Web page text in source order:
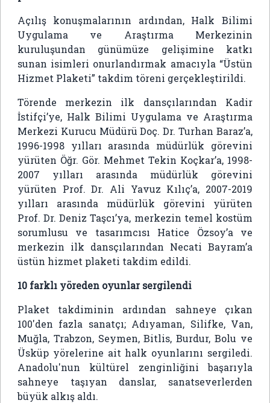
Açılış konuşmalarının ardından, Halk Bilimi
Uygulama ve Araştırma Merkezinin
kuruluşundan günümüze gelişimine katkı
sunan isimleri onurlandırmak amacıyla “Üstün
Hizmet Plaketi” takdim töreni gerçekleştirildi.
Törende merkezin ilk dansçılarından Kadir
İstifçi’ye, Halk Bilimi Uygulama ve Araştırma
Merkezi Kurucu Müdürü Doç. Dr. Turhan Baraz’a,
1996-1998 yılları arasında müdürlük görevini
yürüten Öğr. Gör. Mehmet Tekin Koçkar’a, 1998-
2007 yılları arasında müdürlük görevini
yürüten Prof. Dr. Ali Yavuz Kılıç’a, 2007-2019
yılları arasında müdürlük görevini yürüten
Prof. Dr. Deniz Taşcı’ya, merkezin temel kostüm
sorumlusu ve tasarımcısı Hatice Özsoy’a ve
merkezin ilk dansçılarından Necati Bayram’a
üstün hizmet plaketi takdim edildi.
10 farklı yöreden oyunlar sergilendi
Plaket takdiminin ardından sahneye çıkan
100'den fazla sanatçı; Adıyaman, Silifke, Van,
Muğla, Trabzon, Seymen, Bitlis, Burdur, Bolu ve
Üsküp yörelerine ait halk oyunlarını sergiledi.
Anadolu'nun kültürel zenginliğini başarıyla
sahneye taşıyan danslar, sanatseverlerden
büyük alkış aldı.